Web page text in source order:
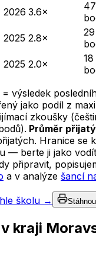
2026 3.6×
2025 2.8×
2025 2.0×
= výsledek
jako podíl z
zkoušky
Průměr
Hranice se
— berte ji jako
připravit,
a v analýze šancí
školu →
kraji